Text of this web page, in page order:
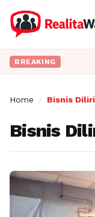
BREAKING
Home / Bisnis
Bisnis